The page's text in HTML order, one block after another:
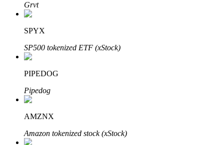
Партнеры Bitrue
Grvt
SPYX
SP500 tokenized ETF (xStock)
PIPEDOG
Pipedog
AMZNX
Amazon tokenized stock (xStock)